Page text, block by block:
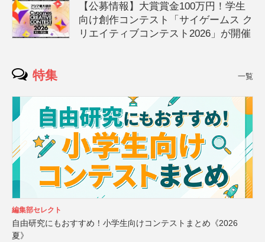
【公募情報】大賞賞金100万円！学生
向け創作コンテスト「サイゲームス ク
リエイティブコンテスト2026」が開催
特集 一覧
編集部セレクト
自由研究にもおすすめ！小学生向けコンテストまとめ《2026
夏》